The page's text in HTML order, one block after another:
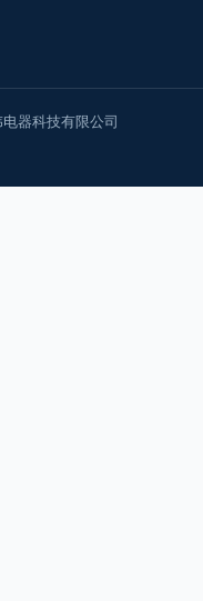
器科技有限公司